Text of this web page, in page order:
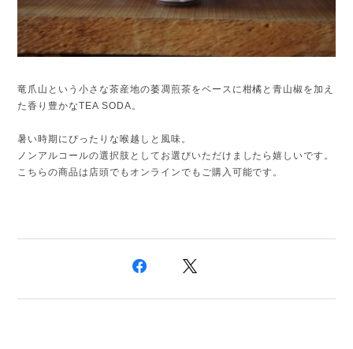
竜爪山という小さな茶産地の萎凋煎茶をベースに柑橘と青山椒を加え
た香り豊かなTEA SODA。
暑い時期にぴったりな喉越しと風味。
ノンアルコールの選択肢としてお選びいただけましたら嬉しいです。
こちらの商品は店頭でもオンラインでもご購入可能です。